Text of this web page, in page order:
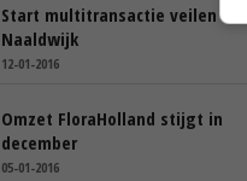
Start multitransactie veilen in
Naaldwijk
12-01-2016
Omzet FloraHolland stijgt in
december
05-01-2016